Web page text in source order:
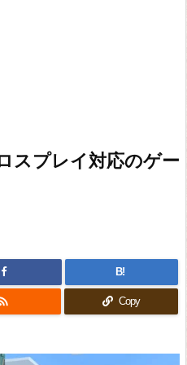
スプレイ対応のゲー
B!
Copy